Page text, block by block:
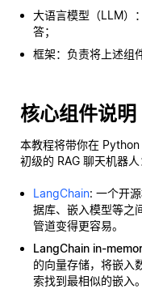
大语言模型（LLM）
答；
框架：负责将上述组
核心组件说明
本教程将带你在
初级的 RAG 聊天机器人
LangChain: 一个开
据库、嵌入模型等之
管道变得更容易。
LangChain in-
的向量存储，将嵌入
索找到最相似的嵌入